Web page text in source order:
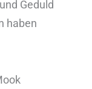
Geduld
haben